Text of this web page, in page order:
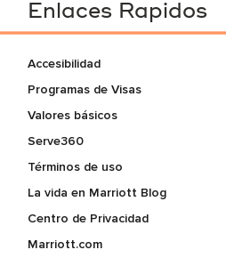
Enlaces Rapidos
Accesibilidad
Programas de Visas
Valores básicos
Serve360
Términos de uso
La vida en Marriott Blog
Centro de Privacidad
Marriott.com